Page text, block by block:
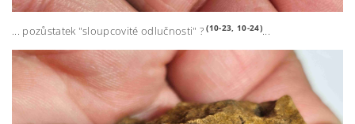
... pozůstatek "sloupcovité odlučnosti" ?(10-23, 10-24)...